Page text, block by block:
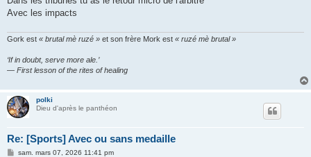
Avec les impacts
Gork est « brutal mè ruzé » et son frère Mork est « ruzé mè brutal »
‘If in doubt, serve more ale.’
— First lesson of the rites of healing
polki
Dieu d'après le panthéon
Re: [Sports] Avec ou sans medaille
Msam. mars 07, 2026 11:41 pm